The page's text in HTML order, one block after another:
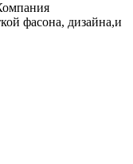
фасона, дизайна,и